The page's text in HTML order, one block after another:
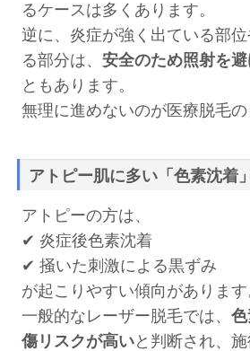
るケースは多くあります。
逆に、炎症が強く出ている部
る部分は、 安全のため照射を
ともあります。
無理に進めないのが医療脱毛の
アトピー肌に多い「色素沈着
アトピーの方は、
✔ 炎症後色素沈着
✔ 掻いた刺激による黒ずみ
が起こりやすい傾向があります
一般的なレーザー脱毛では、
傷リスクが高いと判断され、